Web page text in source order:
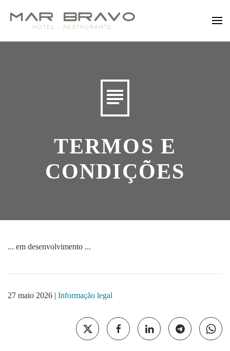
Saltar para o conteúdo principal
TERMOS E
CONDIÇÕES
... em desenvolvimento ...
27 maio 2026 | Informação legal